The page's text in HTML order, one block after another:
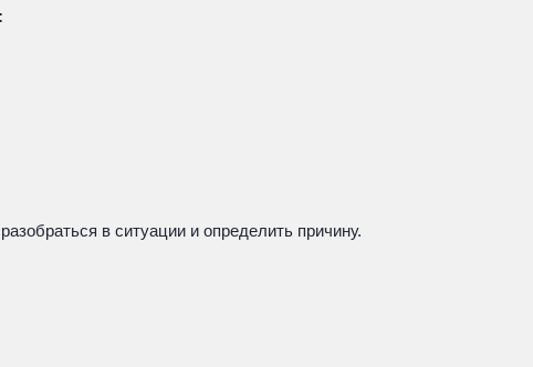
в ситуации и определить причину.